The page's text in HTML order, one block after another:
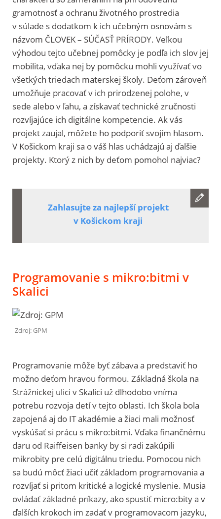
gramotnosť a ochranu životného prostredia
v súlade s dodatkom k ich učebným osnovám s
názvom ČLOVEK – SÚČASŤ PRÍRODY. Veľkou
výhodou tejto učebnej pomôcky je podľa ich slov jej
mobilita, vďaka nej by pomôcku mohli využívať vo
všetkých triedach materskej školy. Deťom zároveň
umožňuje pracovať v ich prirodzenej polohe, v
sede alebo v ľahu, a získavať technické zručnosti
rozvíjajúce ich digitálne kompetencie. Ak vás
projekt zaujal, môžete ho podporiť svojím hlasom.
V Košickom kraji sa o váš hlas uchádzajú aj ďalšie
projekty. Ktorý z nich by deťom pomohol najviac?
Zahlasujte za najlepší projekt
v Košickom kraji
Programovanie s mikro:bitmi v
Skalici
Zdroj: GPM
Programovanie môže byť zábava a predstaviť ho
možno deťom hravou formou. Základná škola na
Strážnickej ulici v Skalici už dlhodobo vníma
potrebu rozvoja detí v tejto oblasti. Ich škola bola
zapojená aj do IT akadémie a žiaci mali možnosť
vyskúšať si prácu s mikro:bitmi. Vďaka finančnému
daru od Raiffeisen banky by si radi zakúpili
mikrobity pre celú digitálnu triedu. Pomocou nich
sa budú môcť žiaci učiť základom programovania a
rozvíjať si pritom kritické a logické myslenie. Musia
ovládať základné príkazy, ako spustiť micro:bity a v
ďalších krokoch im zadať v programovacom jazyku,